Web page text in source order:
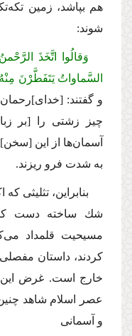
هم بپاشد، زمین
شوند:
وَقالُوا اتَّخَذَ
السَّماواتُ یَتَفَطَّرْنَ
و گفتند: [خداى]
چیز زشتى را [بر
آسمان‌ها از این[سخن]
به شدت فرو ریزند.
بنابراین، تثلیثى
شك ساخته دست
مسیحیت قلمداد
كردند، داستان
خارج است. غرض
عصر اسلام شاهد
و آسمانى